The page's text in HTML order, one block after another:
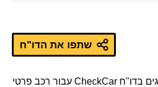
שתפו את הדו"ח
כל המידע והנתונים המוצגים בדו"ח CheckCar עבור רכב פרטי